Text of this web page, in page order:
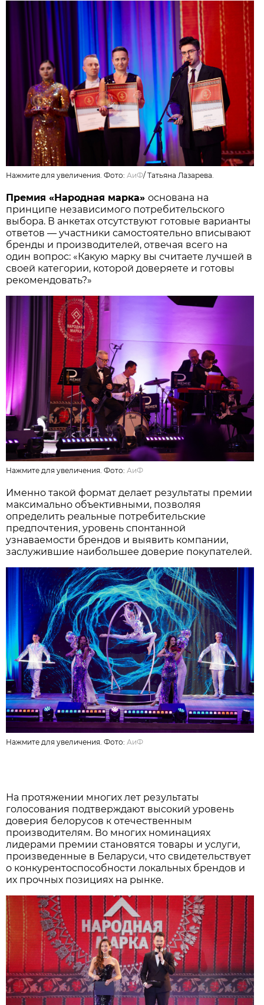
Нажмите для увеличения. Фото:АиФ/Татьяна Лазарева.
Премия «Народная марка»основана на
принципе независимого потребительского
выбора. В анкетах отсутствуют готовые варианты
ответов — участники самостоятельно вписывают
бренды и производителей, отвечая всего на
один вопрос: «Какую марку вы считаете лучшей в
своей категории, которой доверяете и готовы
рекомендовать?»
Нажмите для увеличения. Фото:АиФ
Именно такой формат делает результаты премии
максимально объективными, позволяя
определить реальные потребительские
предпочтения, уровень спонтанной
узнаваемости брендов и выявить компании,
заслужившие наибольшее доверие покупателей.
Нажмите для увеличения. Фото:АиФ
На протяжении многих лет результаты
голосования подтверждают высокий уровень
доверия белорусов к отечественным
производителям. Во многих номинациях
лидерами премии становятся товары и услуги,
произведенные в Беларуси, что свидетельствует
о конкурентоспособности локальных брендов и
их прочных позициях на рынке.